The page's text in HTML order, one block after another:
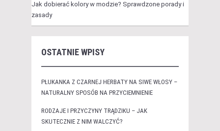
Jak dobierać kolory w modzie? Sprawdzone porady i
zasady
OSTATNIE WPISY
PŁUKANKA Z CZARNEJ HERBATY NA SIWE WŁOSY –
NATURALNY SPOSÓB NA PRZYCIEMNIENIE
RODZAJE I PRZYCZYNY TRĄDZIKU – JAK
SKUTECZNIE Z NIM WALCZYĆ?